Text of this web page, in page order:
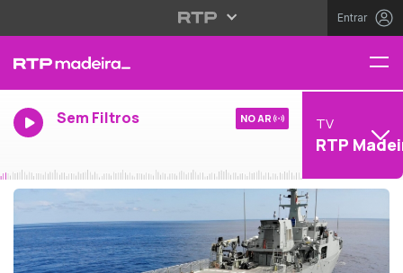
Entrar
Sem Filtros NO AR TV
RTP